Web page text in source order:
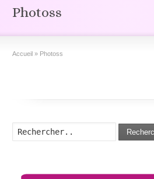
Photoss
Accueil » Photoss